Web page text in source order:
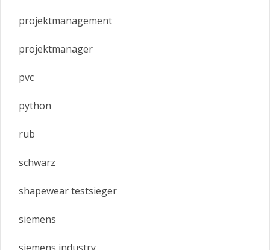
projektmanagement
projektmanager
pvc
python
rub
schwarz
shapewear testsieger
siemens